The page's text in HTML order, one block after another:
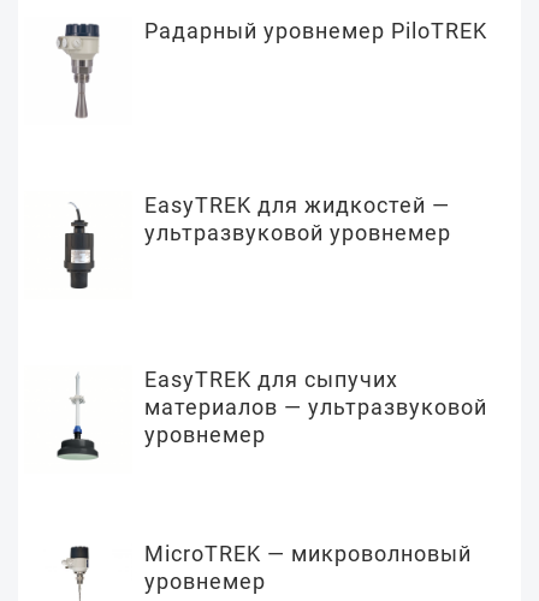
Радарный уровнемер PiloTREK
EasyTREK для жидкостей —
ультразвуковой уровнемер
EasyTREK для сыпучих
материалов — ультразвуковой
уровнемер
MicroTREK — микроволновый
уровнемер